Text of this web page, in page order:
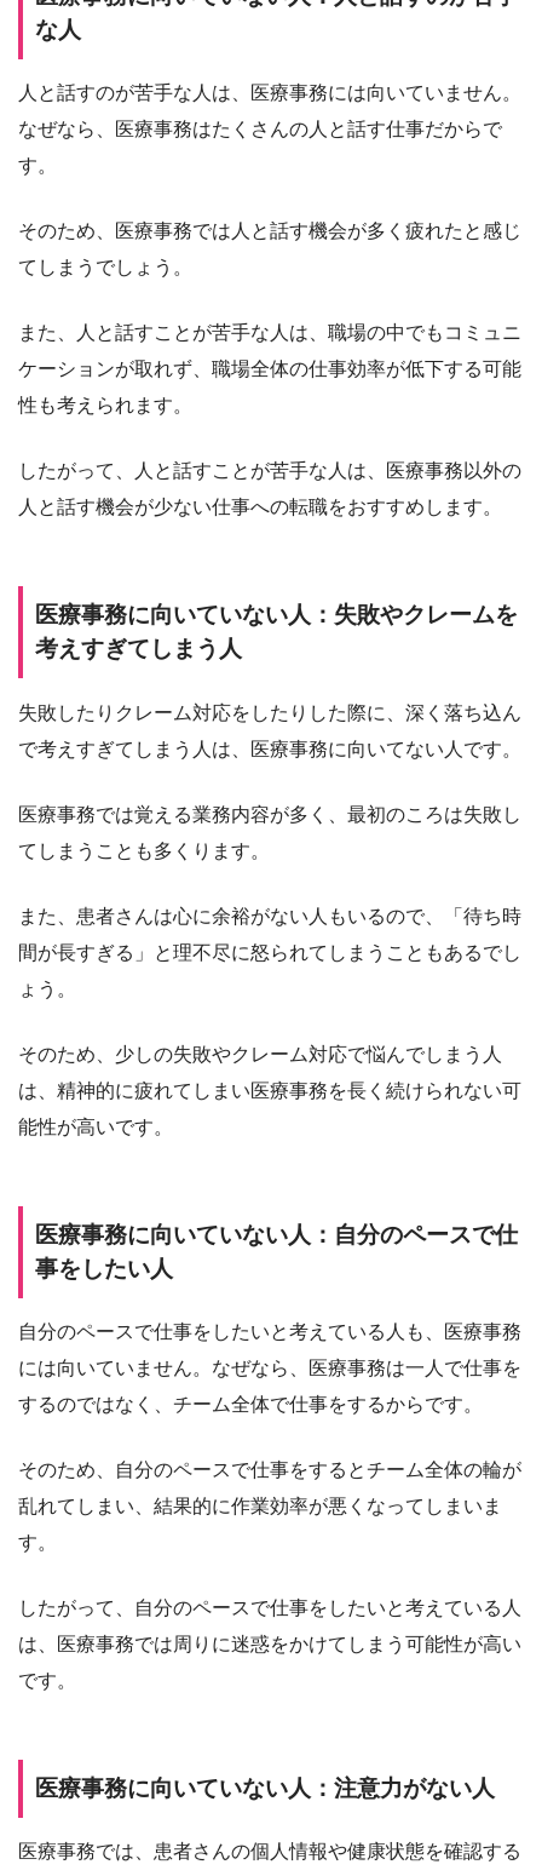
な人
人と話すのが苦手な人は、医療事務には向いていません。
なぜなら、医療事務はたくさんの人と話す仕事だからで
す。
そのため、医療事務では人と話す機会が多く疲れたと感じ
てしまうでしょう。
また、人と話すことが苦手な人は、職場の中でもコミュニ
ケーションが取れず、職場全体の仕事効率が低下する可能
性も考えられます。
したがって、人と話すことが苦手な人は、医療事務以外の
人と話す機会が少ない仕事への転職をおすすめします。
医療事務に向いていない人：失敗やクレームを
考えすぎてしまう人
失敗したりクレーム対応をしたりした際に、深く落ち込ん
で考えすぎてしまう人は、医療事務に向いてない人です。
医療事務では覚える業務内容が多く、最初のころは失敗し
てしまうことも多くります。
また、患者さんは心に余裕がない人もいるので、「待ち時
間が長すぎる」と理不尽に怒られてしまうこともあるでし
ょう。
そのため、少しの失敗やクレーム対応で悩んでしまう人
は、精神的に疲れてしまい医療事務を長く続けられない可
能性が高いです。
医療事務に向いていない人：自分のペースで仕
事をしたい人
自分のペースで仕事をしたいと考えている人も、医療事務
には向いていません。なぜなら、医療事務は一人で仕事を
するのではなく、チーム全体で仕事をするからです。
そのため、自分のペースで仕事をするとチーム全体の輪が
乱れてしまい、結果的に作業効率が悪くなってしまいま
す。
したがって、自分のペースで仕事をしたいと考えている人
は、医療事務では周りに迷惑をかけてしまう可能性が高い
です。
医療事務に向いていない人：注意力がない人
医療事務では、患者さんの個人情報や健康状態を確認する